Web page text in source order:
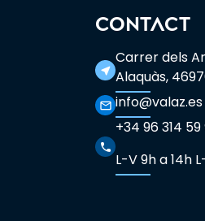
CONTACT
near_me
Carrer dels
Alaquàs,
mail_outline info@valaz.es
phone
+34 96 314 59
L-V 9h a 14h